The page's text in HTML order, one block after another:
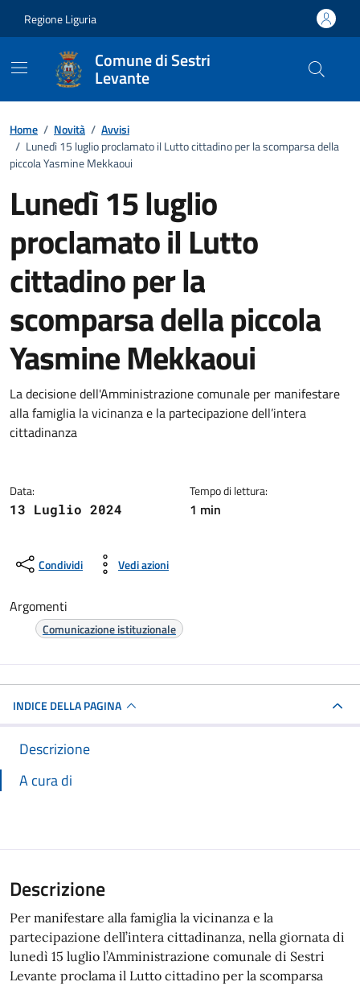
Regione Liguria
Comune di Sestri
Levante
Home / Novità / Avvisi
/ Lunedì 15 luglio proclamato il Lutto cittadino per la scomparsa della
piccola Yasmine Mekkaoui
Lunedì 15 luglio
proclamato il Lutto
cittadino per la
scomparsa della piccola
Yasmine Mekkaoui
Dettagli della notizia
La decisione dell'Amministrazione comunale per manifestare
alla famiglia la vicinanza e la partecipazione dell’intera
cittadinanza
Data:
13 Luglio 2024
Tempo di lettura:
1 min
Condividi Vedi azioni
Argomenti
Comunicazione istituzionale
INDICE DELLA PAGINA
Descrizione
A cura di
Descrizione
Per manifestare alla famiglia la vicinanza e la
partecipazione dell’intera cittadinanza, nella giornata di
lunedì 15 luglio l’Amministrazione comunale di Sestri
Levante proclama il Lutto cittadino per la scomparsa